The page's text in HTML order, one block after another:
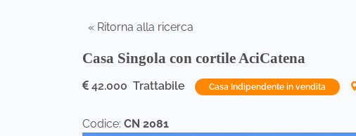
« Ritorna alla ricerca
Casa Singola con cortile AciCatena
42.000 Trattabile Casa Indipendente in vendita
Codice: CN 2081